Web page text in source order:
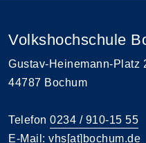
Volkshochschule
Gustav-Heinemann-Platz
44787 Bochum
Telefon 0234 / 910-15 55
E-Mail: vhs[at]bochum.de